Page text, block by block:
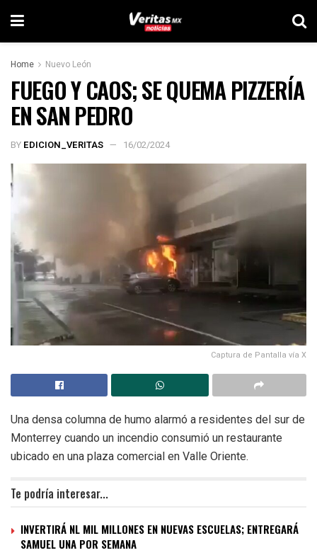
Home Nuevo León
FUEGO Y CAOS; SE QUEMA PIZZERÍA
EN SAN PEDRO
BY EDICION_VERITAS 16/02/2024
Captura de Pantalla vía X
Una densa columna de humo alarmó a residentes del sur de
Monterrey cuando un incendio consumió un restaurante
ubicado en una plaza comercial en Valle Oriente.
Te podría interesar...
INVERTIRÁ NL MIL MILLONES EN NUEVAS ESCUELAS; ENTREGARÁ
SAMUEL UNA POR SEMANA